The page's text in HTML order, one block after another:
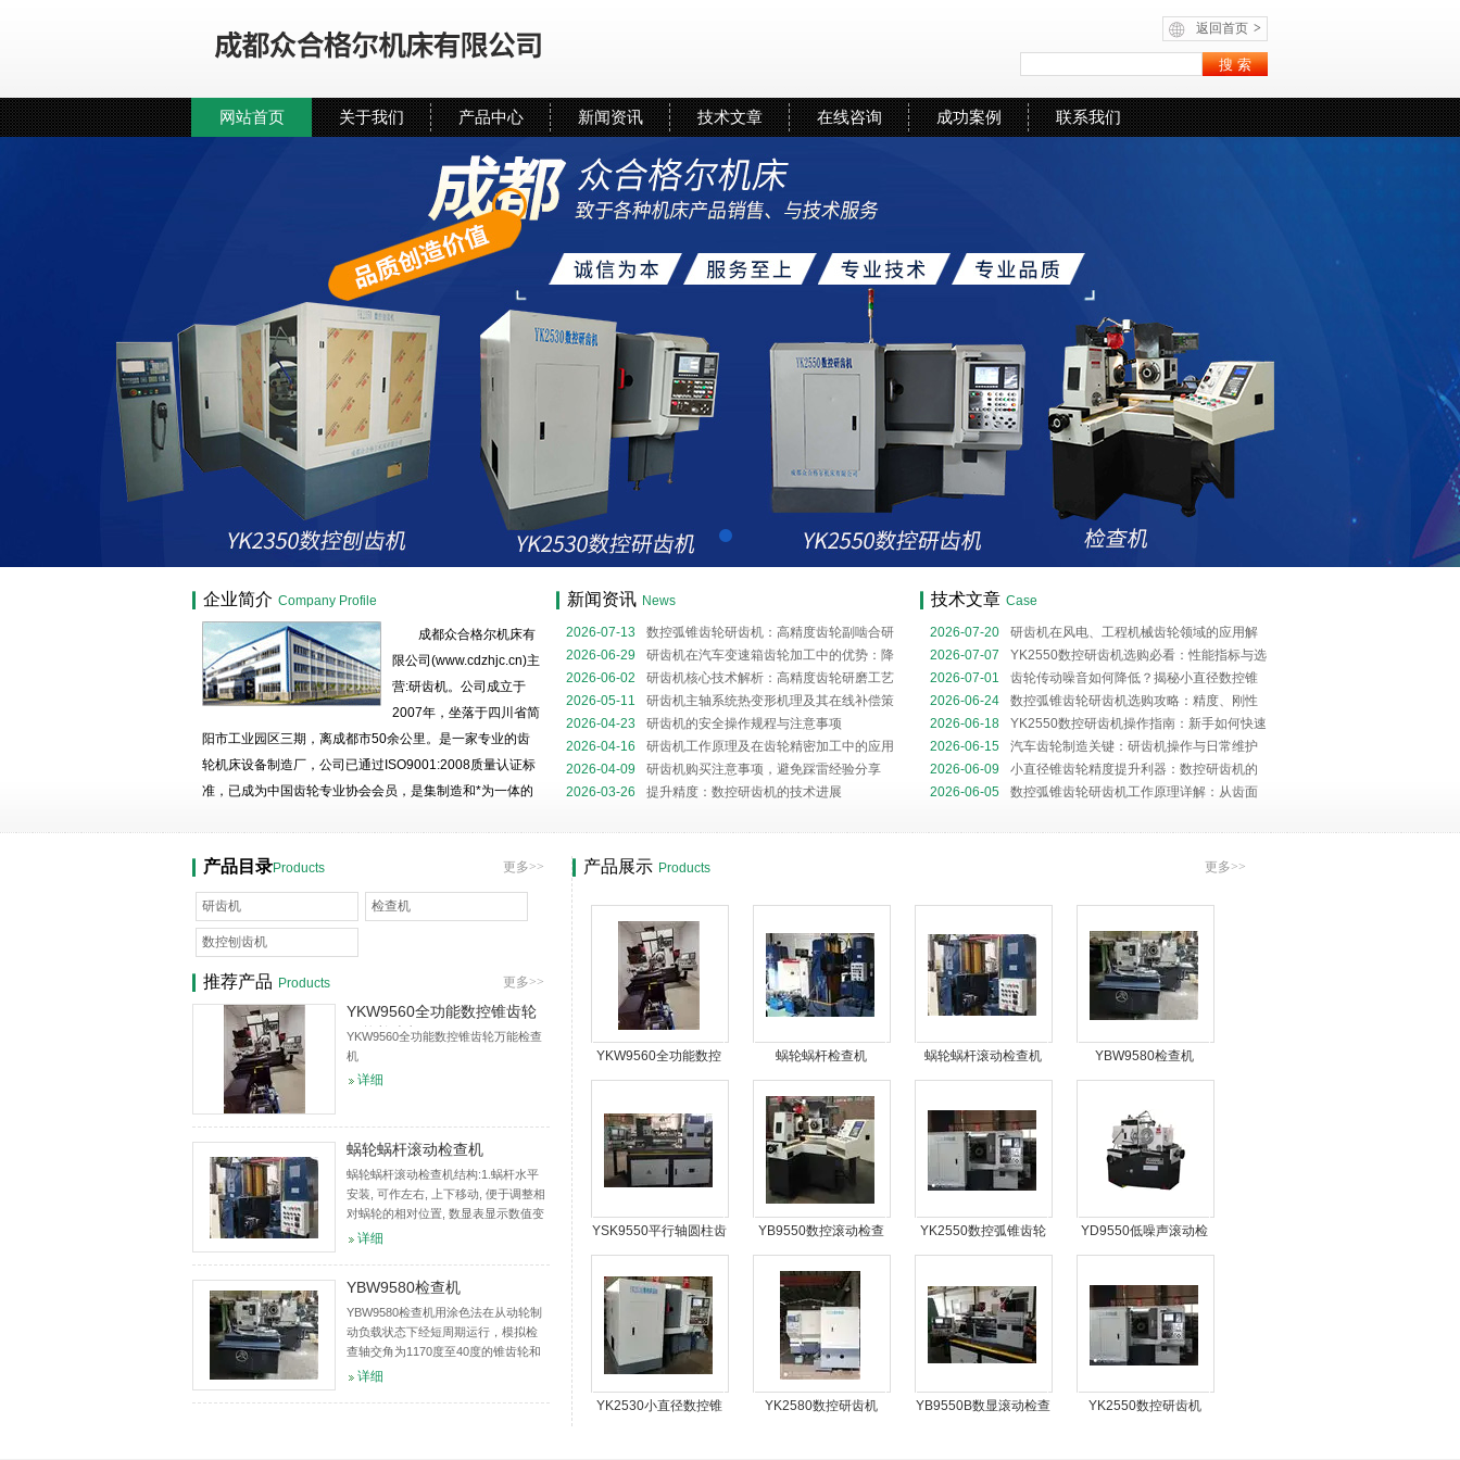
成都众合格尔机床有限公司
返回首页 >
网站首页 关于我们 产品中心 新闻资讯 技术文章 在线咨询 成功案例 联系我们
企业简介 Company Profile
成都众合格尔机床有
限公司(www.cdzhjc.cn)主
营:研齿机。公司成立于
2007年，坐落于四川省简
阳市工业园区三期，离成都市50余公里。是一家专业的齿
轮机床设备制造厂，公司已通过ISO9001:2008质量认证标
准，已成为中国齿轮专业协会会员，是集制造和*为一体的
一批善开发、钻技术...
新闻资讯 News
2026-07-13
数控弧锥齿轮研齿机：高精度齿轮副啮合研
磨核心装备解析
2026-06-29
研齿机在汽车变速箱齿轮加工中的优势：降
噪与精度提升的关键设备
2026-06-02
研齿机核心技术解析：高精度齿轮研磨工艺
全流程
2026-05-11
研齿机主轴系统热变形机理及其在线补偿策
略
2026-04-23
研齿机的安全操作规程与注意事项
2026-04-16
研齿机工作原理及在齿轮精密加工中的应用
2026-04-09
研齿机购买注意事项，避免踩雷经验分享
2026-03-26
提升精度：数控研齿机的技术进展
技术文章 Case
2026-07-20
研齿机在风电、工程机械齿轮领域的应用解
析
2026-07-07
YK2550数控研齿机选购必看：性能指标与选
型实用指南
2026-07-01
齿轮传动噪音如何降低？揭秘小直径数控锥
齿轮研齿机的齿面修形核心技术
2026-06-24
数控弧锥齿轮研齿机选购攻略：精度、刚性
与加工效率解析
2026-06-18
YK2550数控研齿机操作指南：新手如何快速
掌握对刀与循环调整？
2026-06-15
汽车齿轮制造关键：研齿机操作与日常维护
技巧
2026-06-09
小直径锥齿轮精度提升利器：数控研齿机的
工作原理与核心优势
2026-06-05
数控弧锥齿轮研齿机工作原理详解：从齿面
产品展示 Products 更多>>
YKW9560全功能数控
锥齿轮万能检查机
蜗轮蜗杆检查机 蜗轮蜗杆滚动检查机 YBW9580检查机
YSK9550平行轴圆柱齿
数控滚动检查机
YB9550数控滚动检查
机
YK2550数控弧锥齿轮
研齿机
YD9550低噪声滚动检
查机
YK2530小直径数控锥
YK2580数控研齿机
YB9550B数显滚动检查
YK2550数控研齿机
产品目录Products 更多>>
研齿机 检查机
数控刨齿机
推荐产品 Products 更多>>
YKW9560全功能数控锥齿轮
万能检查机
YKW9560全功能数控锥齿轮万能检查
机
详细
蜗轮蜗杆滚动检查机
蜗轮蜗杆滚动检查机结构:1.蜗杆水平
安装, 可作左右, 上下移动, 便于调整相
对蜗轮的相对位置, 数显表显示数值变
化.2.蜗轮竖直安装, 可相对蜗杆作前后
详细
YBW9580检查机
YBW9580检查机用涂色法在从动轮制
动负载状态下经短周期运行，模拟检
查轴交角为1170度至40度的锥齿轮和
准双曲面齿轮的接触精度、齿轮啮合
详细